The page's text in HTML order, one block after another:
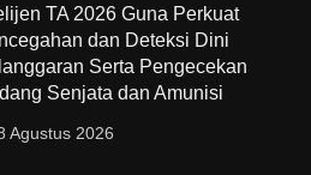
TA 2026 Guna Perkuat
dan Deteksi Dini
Serta Pengecekan
Senjata dan Amunisi
Agustus 2026